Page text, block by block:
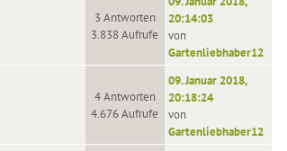
3 Antworten
3.838 Aufrufe
20:14:03
von
Gartenliebhaber12
4 Antworten
4.676 Aufrufe
09. Januar 2018,
20:18:24
von
Gartenliebhaber12